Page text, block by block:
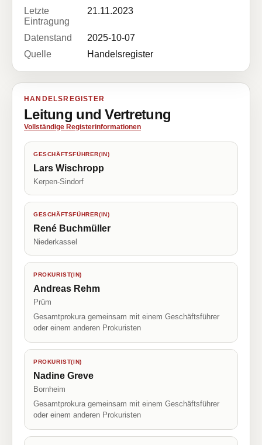
Letzte
Eintragung
21.11.2023
Datenstand
2025-10-07
Quelle
Handelsregister
HANDELSREGISTER
Leitung und Vertretung
Vollständige Registerinformationen
GESCHÄFTSFÜHRER(IN)
Lars Wischropp
Kerpen-Sindorf
GESCHÄFTSFÜHRER(IN)
René Buchmüller
Niederkassel
PROKURIST(IN)
Andreas Rehm
Prüm
Gesamtprokura gemeinsam mit einem Geschäftsführer
oder einem anderen Prokuristen
PROKURIST(IN)
Nadine Greve
Bornheim
Gesamtprokura gemeinsam mit einem Geschäftsführer
oder einem anderen Prokuristen